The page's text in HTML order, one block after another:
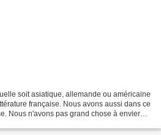
soit asiatique, allemande ou américaine
française. Nous avons aussi dans ce
Nous n'avons pas grand chose à envier